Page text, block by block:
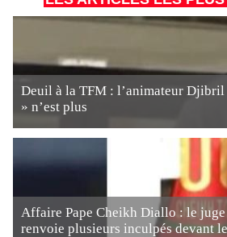
Deuil à la TFM : l’animateur Djibril
» n’est plus
Affaire Pape Cheikh Diallo : le
renvoie plusieurs inculpés devant